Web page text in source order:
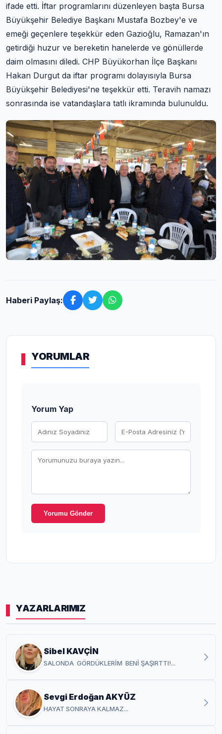
ifade etti. İftar programlarını düzenleyen başta Bursa
Büyükşehir Belediye Başkanı Mustafa Bozbey'e ve
emeği geçenlere teşekkür eden Gazioğlu, Ramazan'ın
getirdiği huzur ve bereketin hanelerde ve gönüllerde
daim olmasını diledi. CHP Büyükorhan İlçe Başkanı
Hakan Durgut da iftar programı dolayısıyla Bursa
Büyükşehir Belediyesi'ne teşekkür etti. Teravih namazı
sonrasında ise vatandaşlara tatlı ikramında bulunuldu.
Haberi Paylaş:
YORUMLAR
Yorum Yap
Yorumu Gönder
YAZARLARIMIZ
Sibel KAVÇİN
SALONDA GÖRDÜKLERİM BENİ ŞAŞIRTTI!...
Sevgi Erdoğan AKYÜZ
HAYAT SONRAYA KALMAZ...